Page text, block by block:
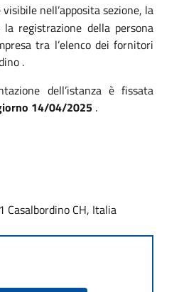
visibile nell’apposita sezione, la
la registrazione della persona
tra l’elenco dei fornitori
.
dell’istanza è fissata
14/04/2025 .
Casalbordino CH, Italia